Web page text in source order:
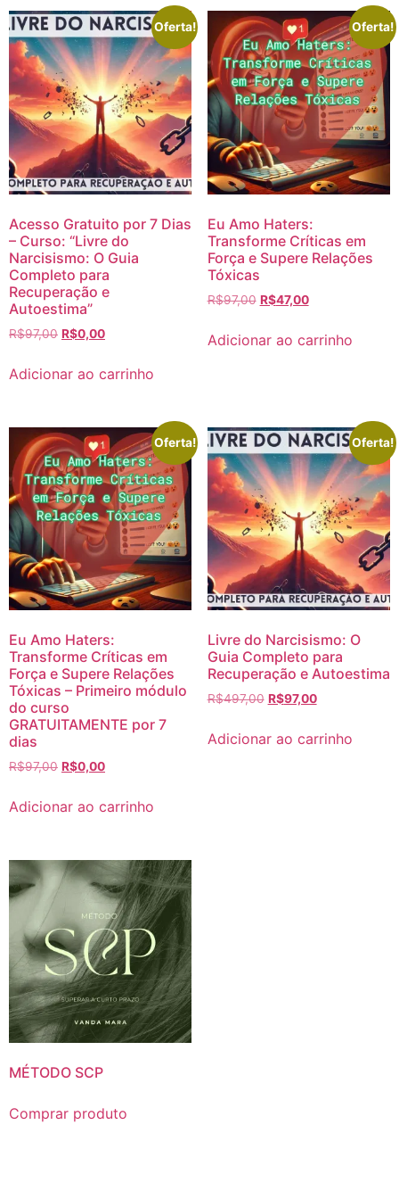
Oferta!
Acesso Gratuito por 7 Dias
– Curso: “Livre do
Narcisismo: O Guia
Completo para
Recuperação e
Autoestima”
R$97,00 R$0,00
Adicionar ao carrinho
Oferta!
Eu Amo Haters:
Transforme Críticas em
Força e Supere Relações
Tóxicas
R$97,00 R$47,00
Adicionar ao carrinho
Oferta!
Eu Amo Haters:
Transforme Críticas em
Força e Supere Relações
Tóxicas – Primeiro módulo
do curso
GRATUITAMENTE por 7
dias
R$97,00 R$0,00
Adicionar ao carrinho
Oferta!
Livre do Narcisismo: O
Guia Completo para
Recuperação e Autoestima
R$497,00 R$97,00
Adicionar ao carrinho
MÉTODO SCP
Comprar produto